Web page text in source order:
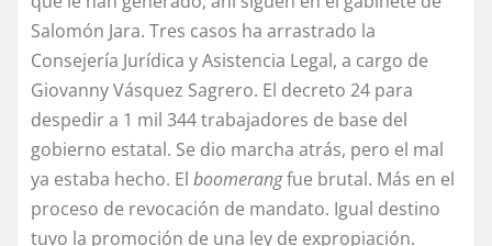
Salomón Jara. Tres casos ha arrastrado la
Consejería Jurídica y Asistencia Legal, a cargo de
Giovanny Vásquez Sagrero. El decreto 24 para
despedir a 1 mil 344 trabajadores de base del
gobierno estatal. Se dio marcha atrás, pero el mal
ya estaba hecho. El boomerangfue brutal. Más en el
proceso de revocación de mandato. Igual destino
tuvo la promoción de una ley de expropiación.